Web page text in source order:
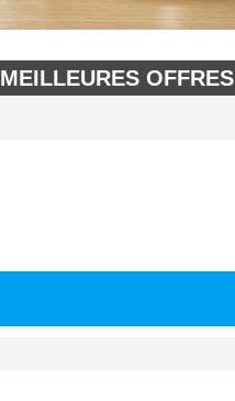
MEILLEURES OFFRES